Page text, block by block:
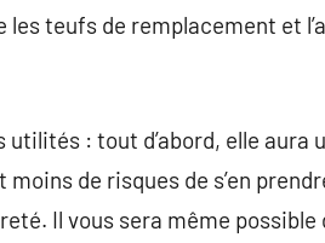
teufs de remplacement et
: tout d’abord, elle aura
de risques de s’en
Il vous sera même